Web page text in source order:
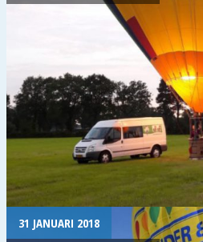
31 JANUARI 2018